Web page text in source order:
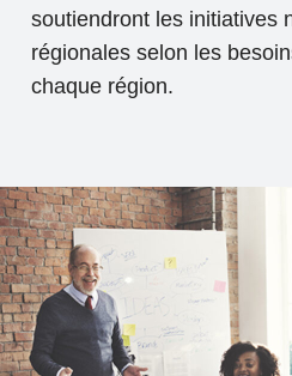
soutiendront les initiatives
régionales selon les
chaque région.